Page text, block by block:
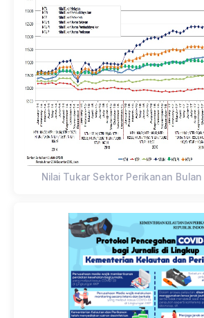
Nilai Tukar Sektor Perikanan